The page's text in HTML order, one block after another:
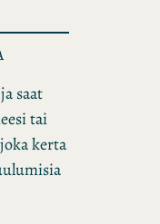
saat
tai
kerta